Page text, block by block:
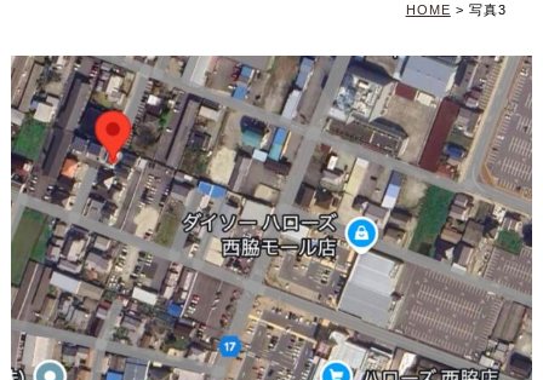
HOME > 写真3